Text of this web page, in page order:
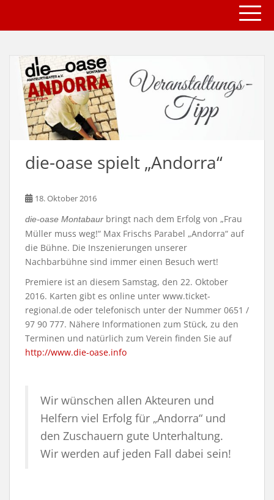
i
die-oase spielt „Andorra“
18. Oktober 2016
die-oase Montabaur bringt nach dem Erfolg von „Frau
Müller muss weg!“ Max Frischs Parabel „Andorra“ auf
die Bühne. Die Inszenierungen unserer
Nachbarbühne sind immer einen Besuch wert!
Premiere ist an diesem Samstag, den 22. Oktober
2016. Karten gibt es online unter www.ticket-
regional.de oder telefonisch unter der Nummer 0651 /
97 90 777. Nähere Informationen zum Stück, zu den
Terminen und natürlich zum Verein finden Sie auf
http://www.die-oase.info
Wir wünschen allen Akteuren und
Helfern viel Erfolg für „Andorra“ und
den Zuschauern gute Unterhaltung.
Wir werden auf jeden Fall dabei sein!